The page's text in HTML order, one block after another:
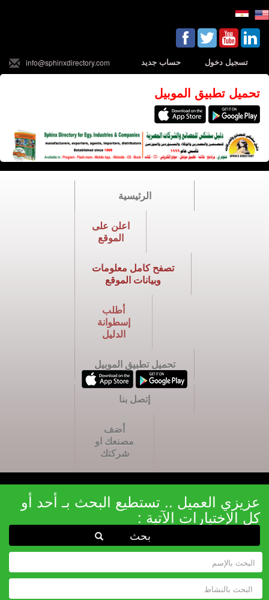
تسجيل دخول حساب جديد info@sphinxdirectory.com
تحميل تطبيق الموبيل
الرئيسية
اعلن على
الموقع
تصفح كامل معلومات
وبيانات الموقع
أطلب
إسطوانة
الدليل
تحميل تطبيق الموبيل
إتصل بنا
أضف
مصنعك او
شركتك
عزيزي العميل .. تستطيع البحث بـ أحد أو
كل الإختيارات الآتية :